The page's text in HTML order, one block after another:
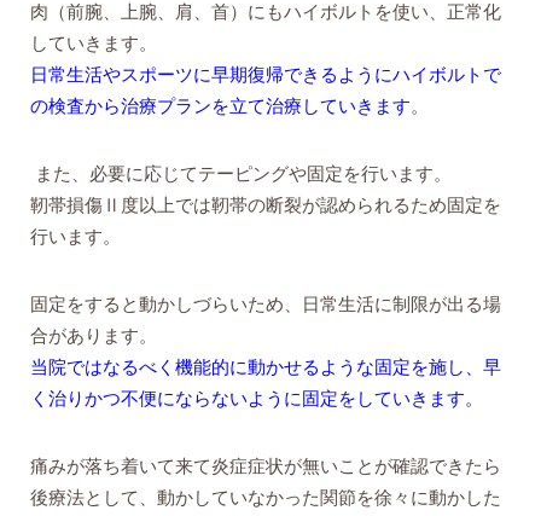
肉（前腕、上腕、肩、首）にもハイボルトを使い、正常化
していきます。
日常生活やスポーツに早期復帰できるようにハイボルトで
の検査から治療プランを立て治療していきます。
また、必要に応じてテーピングや固定を行います。
靭帯損傷Ⅱ度以上では靭帯の断裂が認められるため固定を
行います。
固定をすると動かしづらいため、日常生活に制限が出る場
合があります。
当院ではなるべく機能的に動かせるような固定を施し、早
く治りかつ不便にならないように固定をしていきます。
痛みが落ち着いて来て炎症症状が無いことが確認できたら
後療法として、動かしていなかった関節を徐々に動かした